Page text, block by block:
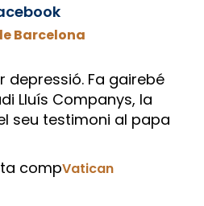
Barcelona
depressió. Fa gairebé
Lluís Companys, la
seu testimoni al papa
compVatican